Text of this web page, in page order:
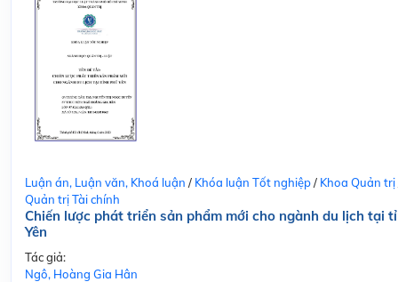
Luận án, Luận văn, Khoá luận / Khóa luận Tốt nghiệp/ Khoa Quản trị
Quản trị Tài chính
Chiến lược phát triển sản phẩm mới cho ngành du lịch tại
Yên
Tác giả:
Ngô, Hoàng Gia Hân